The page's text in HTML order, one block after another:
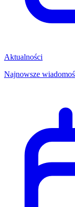
Aktualności
Najnowsze